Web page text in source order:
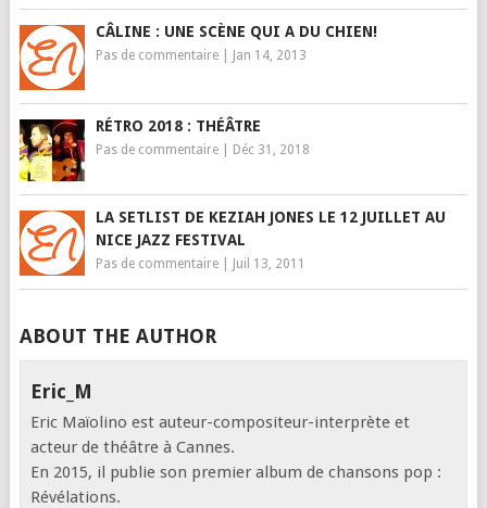
CÂLINE : UNE SCÈNE QUI A DU CHIEN!
Pas de commentaire| Jan 14, 2013
RÉTRO 2018 : THÉÂTRE
Pas de commentaire| Déc 31, 2018
LA SETLIST DE KEZIAH JONES LE 12 JUILLET AU
NICE JAZZ FESTIVAL
Pas de commentaire| Juil 13, 2011
ABOUT THE AUTHOR
Eric_M
Eric Maïolino est auteur-compositeur-interprète et
acteur de théâtre à Cannes.
En 2015, il publie son premier album de chansons pop :
Révélations.